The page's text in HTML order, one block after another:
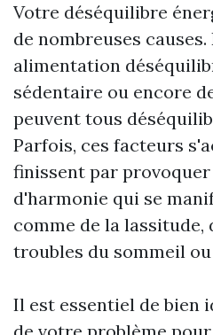
Votre déséquilibre
de nombreuses
alimentation
sédentaire ou encore
peuvent tous
Parfois, ces facteurs
finissent par provoquer
d'harmonie qui se
comme de la lassitude,
troubles du sommeil
Il est essentiel de bien